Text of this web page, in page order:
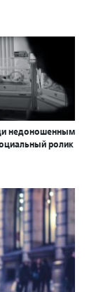
недоношенным
ролик